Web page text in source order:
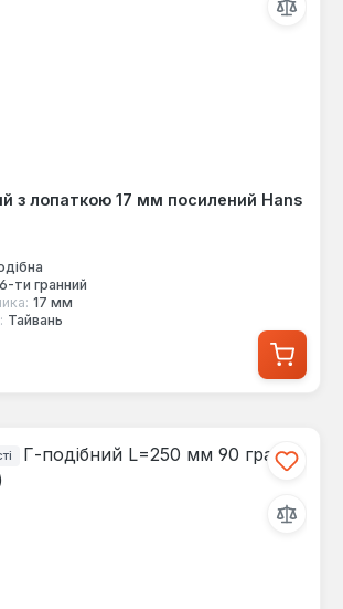
з лопаткою 17 мм посилений Hans
6-ти гранний
17 мм
Тайвань